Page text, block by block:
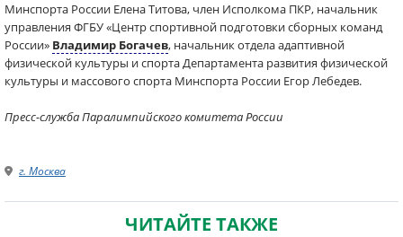
Минспорта России Елена Титова, член Исполкома ПКР, начальник
управления ФГБУ «Центр спортивной подготовки сборных команд
России» Владимир Богачев, начальник отдела адаптивной
физической культуры и спорта Департамента развития физической
культуры и массового спорта Минспорта России Егор Лебедев.
Пресс-служба Паралимпийского комитета России
г. Москва
ЧИТАЙТЕ ТАКЖЕ